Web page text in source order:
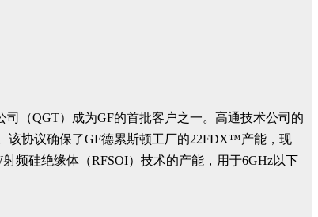
（QGT）成为GF的首批客户之一。高通技术公司的
该协议确保了GF德累斯顿工厂的22FDX™产能，现
频硅绝缘体（RFSOI）技术的产能，用于6GHz以下